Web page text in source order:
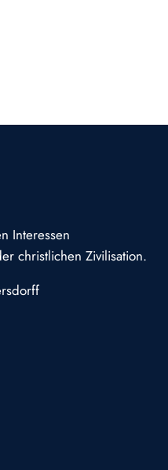
Interessen
christlichen Zivilisation.